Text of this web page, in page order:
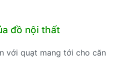
đồ nội thất
với quạt mang tới cho căn